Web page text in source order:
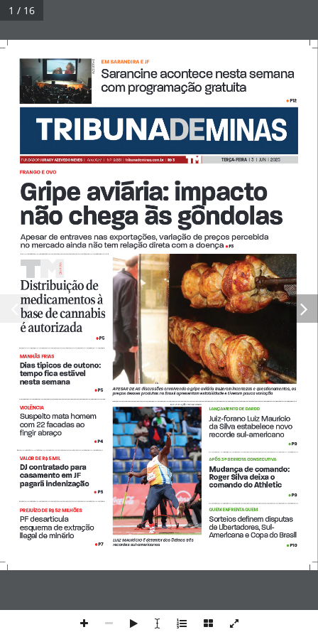
Pular
o
conteúdo
Tribuna Impressa
© 2026 Tribuna Impressa• Built withGeneratePress
FUNDADOR JURACY AZEVEDO NEVES | Ano XLIV   |   Nº  9.661  | tribunademinas.com.br
  |
R$ 3 TERÇA-FEIRA |  3   |  JUN  |  2025
Sarancine acontece nesta semana
com programação gratuita
EM SARANDIRA E JF
• P12
DIVULGAÇÃO
Juiz-forano Luiz Maurício
da Silva estabelece novo
recorde sul-americano
LANÇAMENTO DE DARDO
• P9
Mudança de comando:
Roger Silva deixa o
comando do Athletic
APÓS 3ª DERROTA CONSECUTIVA
• P9
Sorteios definem disputas
de Libertadores, Sul-
Americana e Copa do Brasil
QUEM ENFRENTA QUEM
• P10
Apesar de entraves nas exportações, variação de preços percebida
no mercado ainda não tem relação direta com a doença • P3
Gripe aviária: impacto
não chega às gôndolas
Suspeito mata homem
com 22 facadas ao
fingir abraço
VIOLÊNCIA
       •
P4
Dias típicos de outono:
tempo fica estável
nesta semana
MANHÃS FRIAS
       •
P5
DJ contratado para
casamento em JF
pagará indenização
VALOR DE R$ 5 MIL
        •
P5
PF desarticula
esquema de extração
ilegal de minério
PREJUÍZO DE R$ 52 MILHÕES
       •
P7
           •
P5
Distribuição de
medicamentos à
base de cannabis
é autorizada
Di
A A DiA
FRANGO E OVO
APESAR DE AS discussões envolvendo a gripe aviária trazerem incertezas e questionamentos, os
preços desses produtos no Brasil apresentam estabilidade e tiveram pouca variação
LUIZ MAURÍCIO é detentor dos últimos três
recordes sul-americanos
REPRODUÇÃO INSTAGRAM
1 / 16